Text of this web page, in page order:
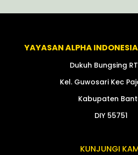
YAYASAN ALPHA
Dukuh Bungsing
Kel. Guwosari Kec
Kabupaten
DIY 55751
KUNJUNGI